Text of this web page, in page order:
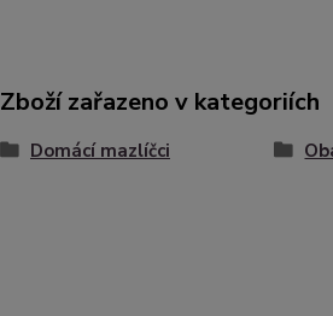
Zboží zařazeno v kategoriích
Domácí mazlíčci